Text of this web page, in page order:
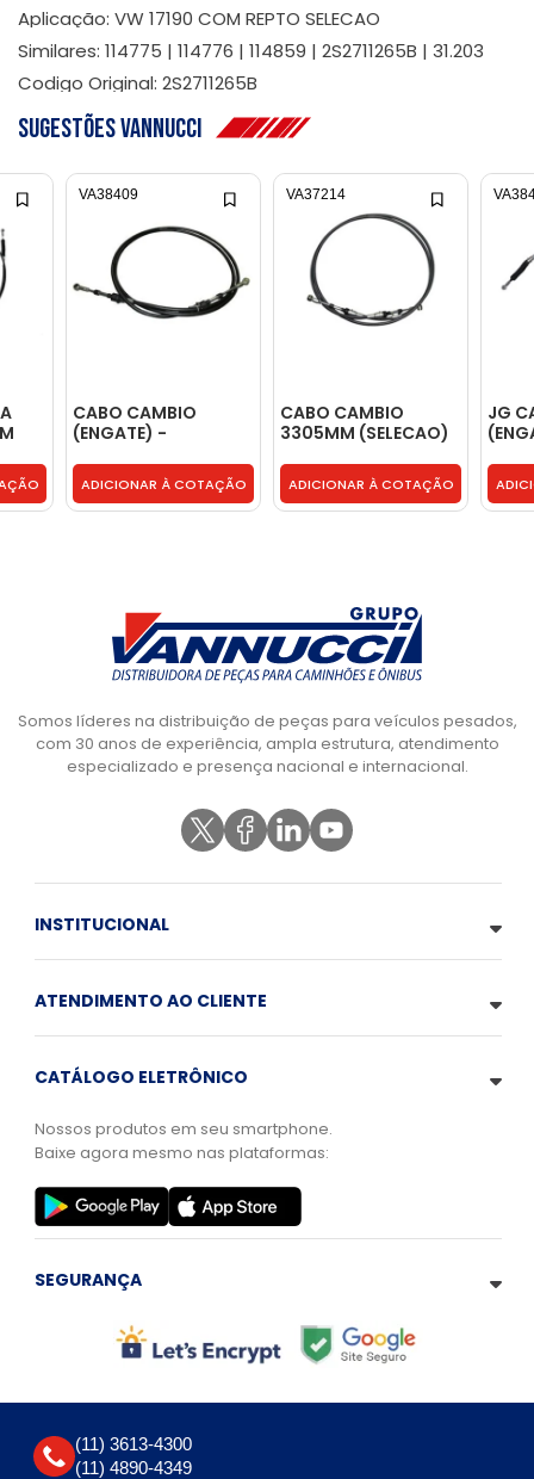
Aplicação: VW 17190 COM REPTO SELECAO
Similares: 114775 | 114776 | 114859 | 2S2711265B | 31.203
Codigo Original: 2S2711265B
Sugestões Vannucci
CABO CAMBIO
(ENGATE) -
ADICIONAR À COTAÇÃO
VA38409
CABO CAMBIO
3305MM (SELECAO)
ADICIONAR À COTAÇÃO
VA37214
JG
Somos líderes na distribuição de peças para veículos pesados,
com 30 anos de experiência, ampla estrutura, atendimento
especializado e presença nacional e internacional.
INSTITUCIONAL
ATENDIMENTO AO CLIENTE
CATÁLOGO ELETRÔNICO
Nossos produtos em seu smartphone.
Baixe agora mesmo nas plataformas:
SEGURANÇA
(11) 3613-4300
(11) 4890-4349